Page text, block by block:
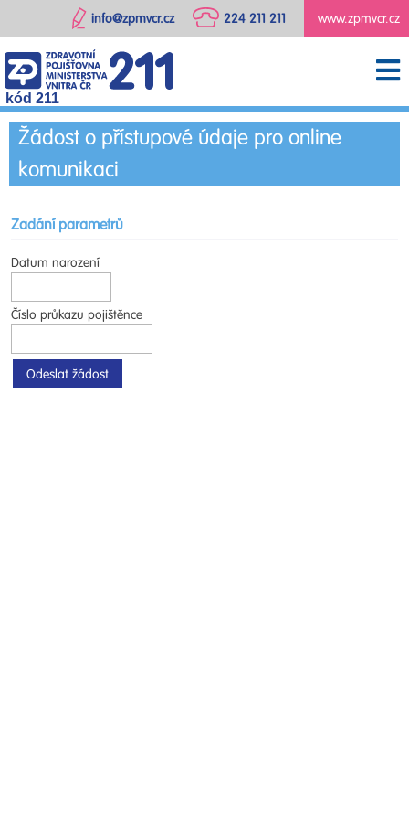
www.zpmvcr.cz
224 211 211
info@zpmvcr.cz
kód 211
Žádost o přístupové údaje pro online
komunikaci
Zadání parametrů
Datum narození
Číslo průkazu pojištěnce